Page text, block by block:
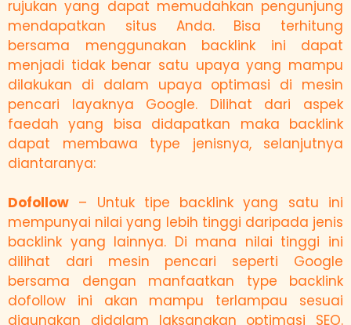
rujukan yang dapat memudahkan pengunjung
mendapatkan situs Anda. Bisa terhitung
bersama menggunakan backlink ini dapat
menjadi tidak benar satu upaya yang mampu
dilakukan di dalam upaya optimasi di mesin
pencari layaknya Google. Dilihat dari aspek
faedah yang bisa didapatkan maka backlink
dapat membawa type jenisnya, selanjutnya
diantaranya:
Dofollow – Untuk tipe backlink yang satu ini
mempunyai nilai yang lebih tinggi daripada jenis
backlink yang lainnya. Di mana nilai tinggi ini
dilihat dari mesin pencari seperti Google
bersama dengan manfaatkan type backlink
dofollow ini akan mampu terlampau sesuai
digunakan didalam laksanakan optimasi SEO.